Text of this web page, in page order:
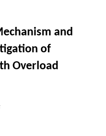
and
of
Overload